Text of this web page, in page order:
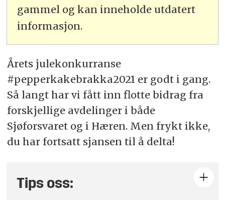
gammel og kan inneholde utdatert
informasjon.
Årets julekonkurranse
#pepperkakebrakka2021 er godt i gang.
Så langt har vi fått inn flotte bidrag fra
forskjellige avdelinger i både
Sjøforsvaret og i Hæren. Men frykt ikke,
du har fortsatt sjansen til å delta!
Tips oss: